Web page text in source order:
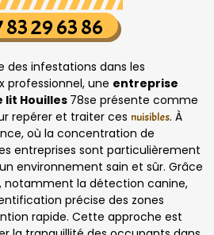
83 29 63 86
des infestations dans les
professionnel, une entreprise
lit Houilles 78se présente comme
repérer et traiter ces nuisibles. À
où la concentration de
entreprises sont particulièrement
environnement sain et sûr. Grâce
notamment la détection canine,
précise des zones
rapide. Cette approche est